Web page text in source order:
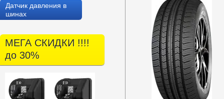
Датчик давления в
шинах
МЕГА СКИДКИ !!!!
до 30%